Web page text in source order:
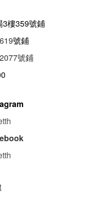
3樓359號鋪
號鋪
2077號鋪